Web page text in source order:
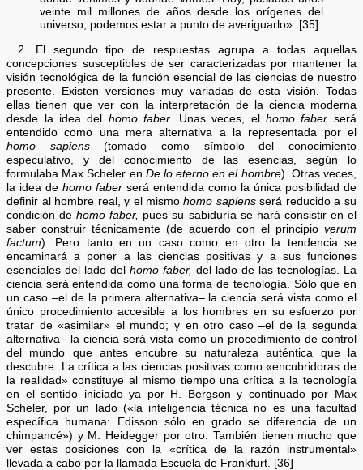
veinte mil millones de años desde los orígenes del
universo, podemos estar a punto de averiguarlo». [35]
2. El segundo tipo de respuestas agrupa a todas aquellas
concepciones susceptibles de ser caracterizadas por mantener la
visión tecnológica de la función esencial de las ciencias de nuestro
presente. Existen versiones muy variadas de esta visión. Todas
ellas tienen que ver con la interpretación de la ciencia moderna
desde la idea del homo faber. Unas veces, elhomo faber será
entendido como una mera alternativa a la representada por el
homo sapiens(tomado como símbolo del conocimiento
especulativo, y del conocimiento de las esencias, según lo
formulaba Max Scheler en De lo eterno en el hombre). Otras veces,
la idea dehomo faber será entendida como la única posibilidad de
definir al hombre real, y el mismohomo sapiensserá reducido a su
condición dehomo faber, pues su sabiduría se hará consistir en el
saber construir técnicamente (de acuerdo con el principio verum
factum). Pero tanto en un caso como en otro la tendencia se
encaminará a poner a las ciencias positivas y a sus funciones
esenciales del lado delhomo faber, del lado de las tecnologías. La
ciencia será entendida como una forma de tecnología. Sólo que en
un caso –el de la primera alternativa– la ciencia será vista como el
único procedimiento accesible a los hombres en su esfuerzo por
tratar de «asimilar» el mundo; y en otro caso –el de la segunda
alternativa– la ciencia será vista como un procedimiento de control
del mundo que antes encubre su naturaleza auténtica que la
descubre. La crítica a las ciencias positivas como «encubridoras de
la realidad» constituye al mismo tiempo una crítica a la tecnología
en el sentido iniciado ya por H. Bergson y continuado por Max
Scheler, por un lado («la inteligencia técnica no es una facultad
específica humana: Edisson sólo en grado se diferencia de un
chimpancé») y M. Heidegger por otro. También tienen mucho que
ver estas posiciones con la «crítica de la razón instrumental»
llevada a cabo por la llamada Escuela de Frankfurt. [36]